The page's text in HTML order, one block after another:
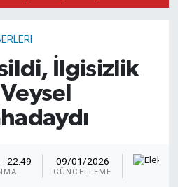
İlgisizlik
22:49 09/01/2026
GÜNCELLEME